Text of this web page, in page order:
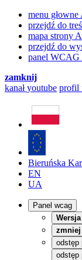
menu głowne
przejdź do
mapa strony
przejdź do
panel WCAG
zamknij
kanałyoutube profil
Bieruńska
EN
UA
Panel wcag
odstęp
odstęp